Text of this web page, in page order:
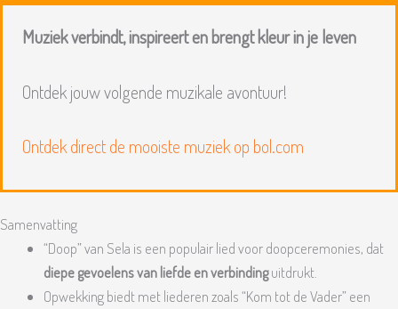
Muziek verbindt, inspireert en brengt kleur in je leven
Ontdek jouw volgende muzikale avontuur!
Ontdek direct de mooiste muziek op bol.com
Samenvatting
“Doop” van Sela is een populair lied voor doopceremonies, dat
diepe gevoelens van liefde en verbindinguitdrukt.
Opwekking biedt met liederen zoals “Kom tot de Vader” een